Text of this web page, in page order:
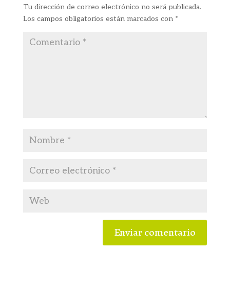
Tu dirección de correo electrónico no será publicada.
Los campos obligatorios están marcados con *